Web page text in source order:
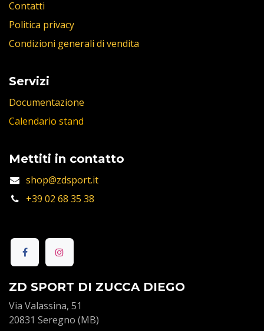
Contatti
Politica privacy
Condizioni generali di vendita
Servizi
Documentazione
Calendario stand
Mettiti in contatto
shop@zdsport.it
+39 02 68 35 38
ZD SPORT DI ZUCCA DIEGO
Via Valassina, 51
20831 Seregno (MB)